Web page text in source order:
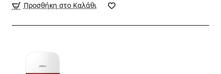
Προσθήκη στο Καλάθι